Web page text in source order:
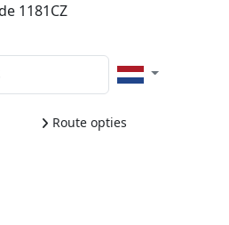
1181CZ
Route opties